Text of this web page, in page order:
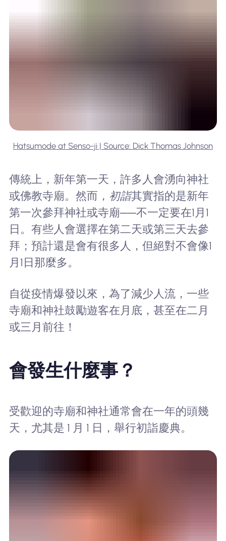
Hatsumode at Senso-ji | Source: Dick Thomas Johnson
傳統上，新年第一天，許多人會湧向神社
或佛教寺廟。然而， 初詣其實指的是新年
第一次參拜神社或寺廟──不一定要在1月1
日。有些人會選擇在第二天或第三天去參
拜；預計還是會有很多人，但絕對不會像1
月1日那麼多。
自從疫情爆發以來，為了減少人流，一些
寺廟和神社鼓勵遊客在月底，甚至在二月
或三月前往！
會發生什麼事？
受歡迎的寺廟和神社通常會在一年的頭幾
天，尤其是 1 月 1 日，舉行初詣慶典。